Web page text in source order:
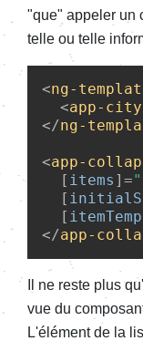
"que" appeler un
telle ou telle
<ng-
<app-city
</ng-
<app-
  [
items ]=
  [
  [
</app-
Il ne reste plus
vue du
L'élément de la